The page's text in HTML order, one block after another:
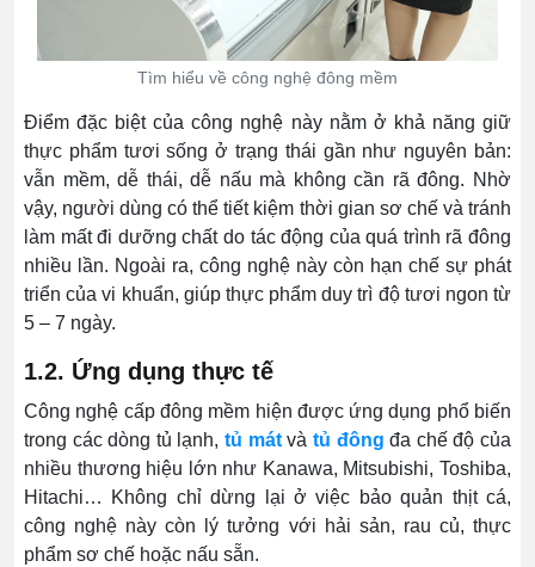
Tìm hiểu về công nghệ đông mềm
Điểm đặc biệt của công nghệ này nằm ở khả năng giữ
thực phẩm tươi sống ở trạng thái gần như nguyên bản:
vẫn mềm, dễ thái, dễ nấu mà không cần rã đông. Nhờ
vậy, người dùng có thể tiết kiệm thời gian sơ chế và tránh
làm mất đi dưỡng chất do tác động của quá trình rã đông
nhiều lần. Ngoài ra, công nghệ này còn hạn chế sự phát
triển của vi khuẩn, giúp thực phẩm duy trì độ tươi ngon từ
5 – 7 ngày.
1.2. Ứng dụng thực tế
Công nghệ cấp đông mềm hiện được ứng dụng phổ biến
trong các dòng tủ lạnh,tủ mátvà tủ đông đa chế độ của
nhiều thương hiệu lớn như Kanawa, Mitsubishi, Toshiba,
Hitachi… Không chỉ dừng lại ở việc bảo quản thịt cá,
công nghệ này còn lý tưởng với hải sản, rau củ, thực
phẩm sơ chế hoặc nấu sẵn.